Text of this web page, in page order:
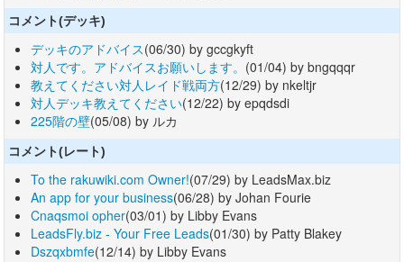
コメント(デッキ)
デッキのアドバイス(06/30) by gccgkyft
対人です。アドバイスお願いします。 (01/04) by bngqqqr
教えてください対人レイド戦両方(12/29) by nkeltjr
対人デッキ教えてください(12/22) by epqdsdi
225階の壁(05/08) by ルカ
コメント(レート)
To the rakuwiki.com Owner!(07/29) by LeadsMax.biz
An app for your business(06/28) by Johan Fourie
Cnaqsmoi opher(03/01) by Libby Evans
LeadsFly.biz - Your Free Leads(01/30) by Patty Blakey
Dszqxbmfe(12/14) by Libby Evans